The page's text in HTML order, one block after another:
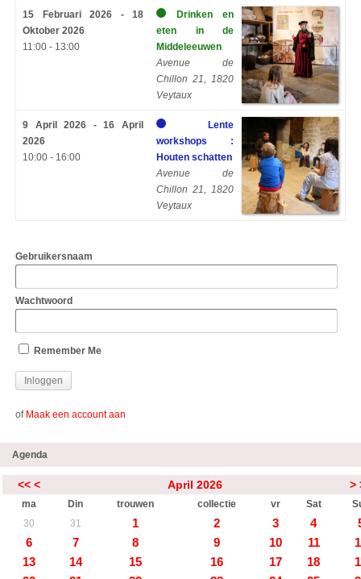
15 Februari 2026 - 18
Oktober 2026
11:00 - 13:00
Drinken en
eten in de
Middeleeuwen
Avenue de
Chillon 21, 1820
Veytaux
9 April 2026 - 16 April
2026
10:00 - 16:00
Lente
workshops :
Houten schatten
Avenue de
Chillon 21, 1820
Veytaux
Gebruikersnaam
Wachtwoord
Remember Me
of Maak een account aan
Agenda
<< < April 2026 >
ma Din trouwen collectie vr Sat
30
31 1 2 3 4
6
7 8 9 10 11
13
14 15 16 17 18